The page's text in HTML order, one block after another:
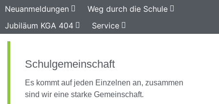
Neuanmeldungen
Weg durch die Schule
Jubiläum KGA 404
Service
Schulgemeinschaft
Es kommt auf jeden Einzelnen an, zusammen
sind wir eine starke Gemeinschaft.